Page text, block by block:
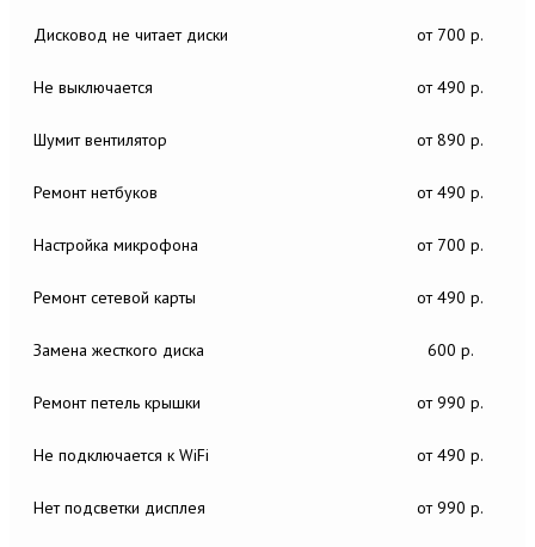
Дисковод не читает диски от 700 р.
Не выключается от 490 р.
Шумит вентилятор от 890 р.
Ремонт нетбуков от 490 р.
Настройка микрофона от 700 р.
Ремонт сетевой карты от 490 р.
Замена жесткого диска 600 р.
Ремонт петель крышки от 990 р.
Не подключается к WiFi от 490 р.
Нет подсветки дисплея от 990 р.